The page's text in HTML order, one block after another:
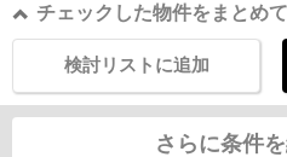
チェックした物件をまとめて
検討リストに追加
さらに条件